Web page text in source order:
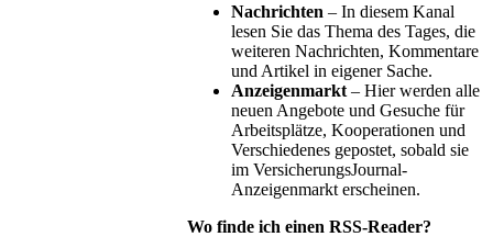
Nachrichten – In diesem Kanal
lesen Sie das Thema des Tages, die
weiteren Nachrichten, Kommentare
und Artikel in eigener Sache.
Anzeigenmarkt – Hier werden alle
neuen Angebote und Gesuche für
Arbeitsplätze, Kooperationen und
Verschiedenes gepostet, sobald sie
im VersicherungsJournal-
Anzeigenmarkt erscheinen.
Wo finde ich einen RSS-Reader?